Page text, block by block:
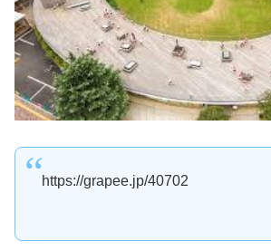
https://grapee.jp/40702